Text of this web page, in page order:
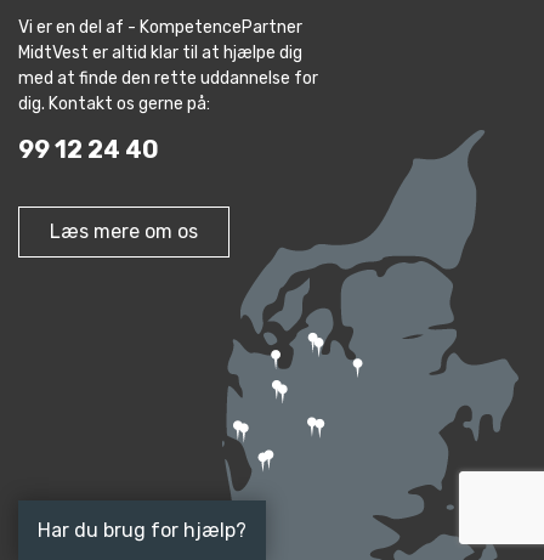
Har du brug for hjælp?
Vi er en del af - KompetencePartner
MidtVest er altid klar til at hjælpe dig
med at finde den rette uddannelse for
dig. Kontakt os gerne på:
99 12 24 40
Læs mere om os